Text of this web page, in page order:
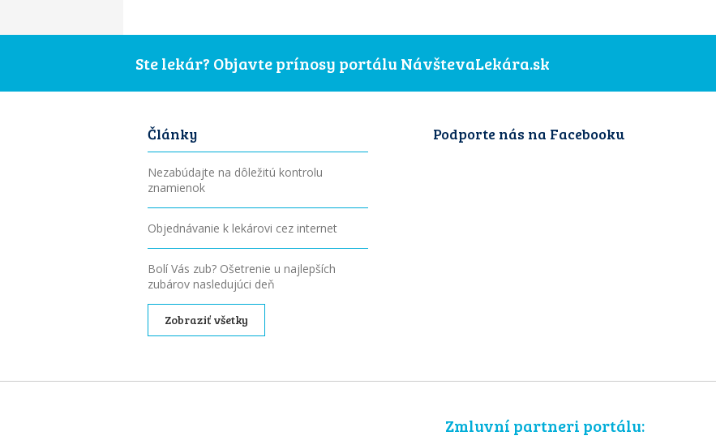
Ste lekár? Objavte prínosy portálu NávštevaLekára.sk
Články
Nezabúdajte na dôležitú kontrolu
znamienok
Objednávanie k lekárovi cez internet
Bolí Vás zub? Ošetrenie u najlepších
zubárov nasledujúci deň
Zobraziť všetky
Podporte nás na Facebooku
Zmluvní partneri portálu: